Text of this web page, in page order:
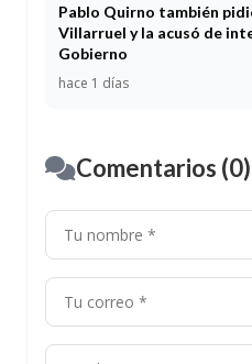
Pablo Quirno también
Villarruel y la acusó de
Gobierno
hace 1 días
Comentarios (0)